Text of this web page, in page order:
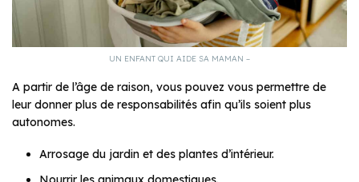
UN ENFANT QUI AIDE SA MAMAN –
A partir de l’âge de raison, vous pouvez vous permettre de
leur donner plus de responsabilités afin qu’ils soient plus
autonomes.
Arrosage du jardin et des plantes d’intérieur.